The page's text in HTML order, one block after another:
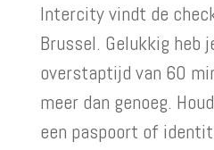
Intercity vindt de
Brussel. Gelukkig heb
overstaptijd van 60
meer dan genoeg.
een paspoort of